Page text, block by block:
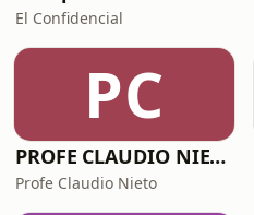
El Confidencial
PC
PROFE CLAUDIO NIETO
Profe Claudio Nieto